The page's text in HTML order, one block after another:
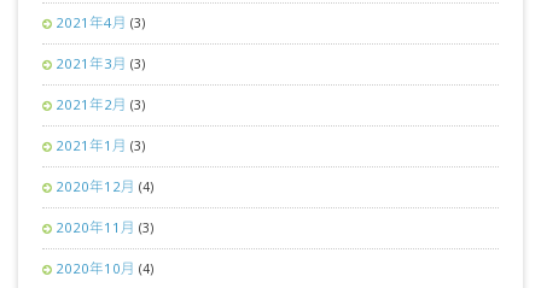
2021年4月 (3)
2021年3月 (3)
2021年2月 (3)
2021年1月 (3)
2020年12月 (4)
2020年11月 (3)
2020年10月 (4)